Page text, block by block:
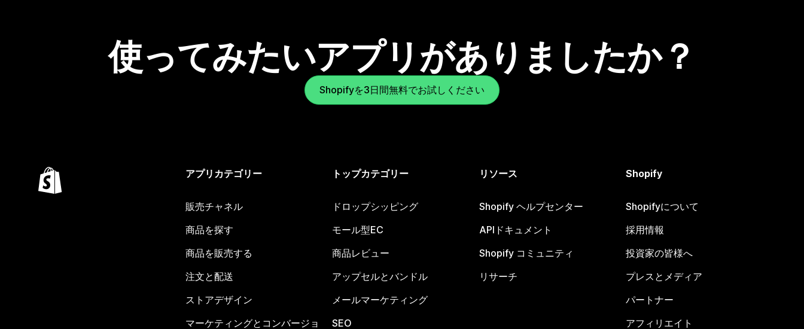
使ってみたいアプリがありましたか？
Shopifyを3日間無料でお試しください
アプリカテゴリー
販売チャネル
商品を探す
商品を販売する
注文と配送
ストアデザイン
マーケティングとコンバージョ
トップカテゴリー
ドロップシッピング
モール型EC
商品レビュー
アップセルとバンドル
メールマーケティング
SEO
リソース
Shopify ヘルプセンター
APIドキュメント
Shopify コミュニティ
リサーチ
Shopify
Shopifyについて
採用情報
投資家の皆様へ
プレスとメディア
パートナー
アフィリエイト